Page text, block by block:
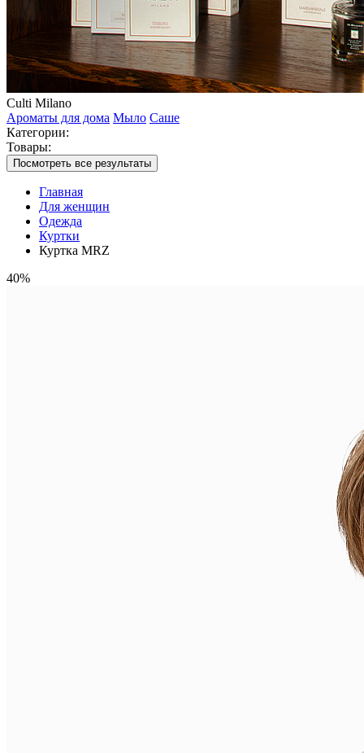
Culti Milano
Ароматы для дома Мыло Саше
Категории:
Товары:
Посмотреть все результаты
Главная
Для женщин
Одежда
Куртки
Куртка MRZ
40%